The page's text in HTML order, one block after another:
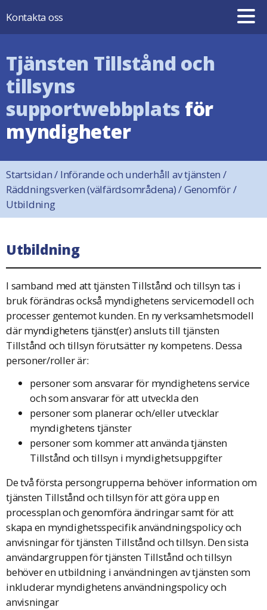
Kontakta oss
Tjänsten Tillstånd och
tillsyns
supportwebbplats för
myndigheter
Startsidan/ Införande och underhåll av tjänsten /
Räddningsverken (välfärdsområdena)/Genomför/
Utbildning
Utbildning
I samband med att tjänsten Tillstånd och tillsyn tas i
bruk förändras också myndighetens servicemodell och
processer gentemot kunden. En ny verksamhetsmodell
där myndighetens tjänst(er) ansluts till tjänsten
Tillstånd och tillsyn förutsätter ny kompetens. Dessa
personer/roller är:
personer som ansvarar för myndighetens service
och som ansvarar för att utveckla den
personer som planerar och/eller utvecklar
myndighetens tjänster
personer som kommer att använda tjänsten
Tillstånd och tillsyn i myndighetsuppgifter
De två första persongrupperna behöver information om
tjänsten Tillstånd och tillsyn för att göra upp en
processplan och genomföra ändringar samt för att
skapa en myndighetsspecifik användningspolicy och
anvisningar för tjänsten Tillstånd och tillsyn. Den sista
användargruppen för tjänsten Tillstånd och tillsyn
behöver en utbildning i användningen av tjänsten som
inkluderar myndighetens användningspolicy och
anvisningar